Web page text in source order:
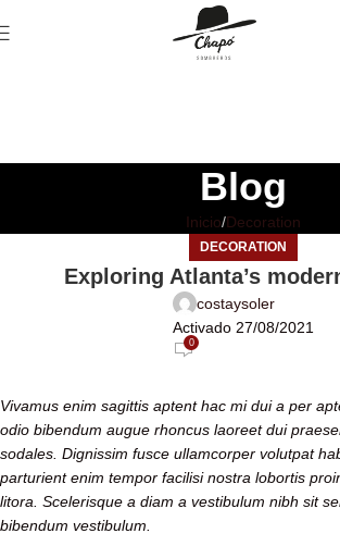
Blog
Inicio Decoration
DECORATION
Exploring Atlanta’s
costaysoler
Activado 27/08/2021
0
Vivamus enim sagittis aptent hac mi dui a per
odio bibendum augue rhoncus laoreet dui
sodales. Dignissim fusce ullamcorper volutpat
parturient enim tempor facilisi nostra lobortis
litora. Scelerisque a diam a vestibulum nibh sit
bibendum vestibulum.